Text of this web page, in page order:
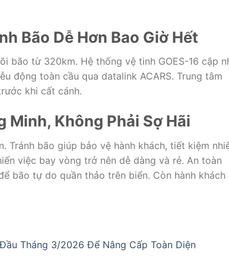
Bão Dễ Hơn Bao Giờ Hết
bão từ 320km. Hệ thống vệ tinh GOES-16 cập
động toàn cầu qua datalink ACARS. Trung tâm
khi cất cánh.
Minh, Không Phải Sợ Hãi
Tránh bão giúp bảo vệ hành khách, tiết kiệm
việc bay vòng trở nên dễ dàng và rẻ. An toàn
bão tự do quần thảo trên biển. Còn hành khách
Tháng 3/2026 Để Nâng Cấp Toàn Diện